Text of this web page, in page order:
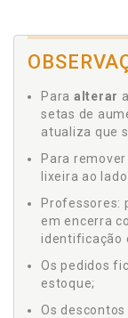
Para alterar
setas de
atualiza que
Para
lixeira ao
Professores:
em encerra
identificação
Os pedidos
estoque;
Os